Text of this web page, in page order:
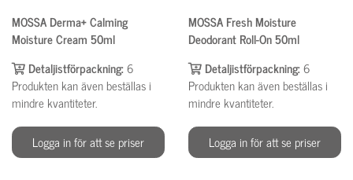
MOSSA Derma+ Calming
Moisture Cream 50ml
Detaljistförpackning:6
Produkten kan även beställas i
mindre kvantiteter.
Logga in för att se priser
MOSSA Fresh Moisture
Deodorant Roll-On 50ml
Detaljistförpackning:6
Produkten kan även beställas i
mindre kvantiteter.
Logga in för att se priser